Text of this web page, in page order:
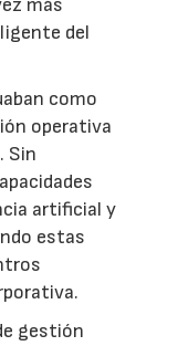
más
del
como
operativa
Sin
artificial y
estas
gestión